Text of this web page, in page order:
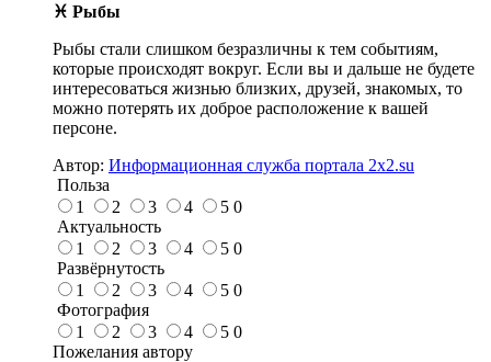
♓ Рыбы
Рыбы стали слишком безразличны к тем событиям,
которые происходят вокруг. Если вы и дальше не будете
интересоваться жизнью близких, друзей, знакомых, то
можно потерять их доброе расположение к вашей
персоне.
Автор: Информационная служба портала 2x2.su
Польза
1
2 3 4 5 0
Актуальность
1
2 3 4 5 0
Развёрнутость
1
2 3 4 5 0
Фотография
1
2 3 4 5 0
Пожелания автору